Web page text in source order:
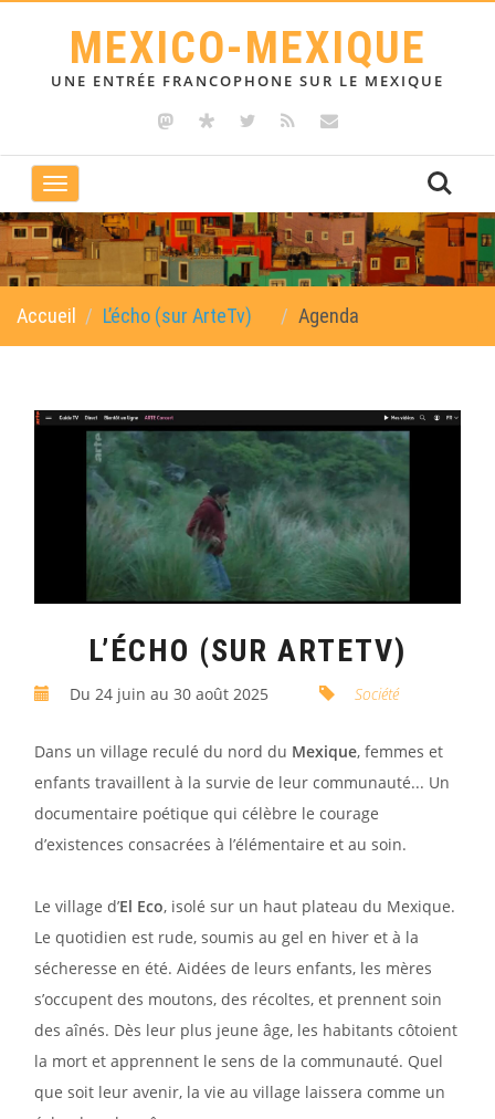
MEXICO-MEXIQUE
UNE ENTRÉE FRANCOPHONE SUR LE MEXIQUE
Toggle
navigation
Accueil L’écho (sur ArteTv) Agenda
L’ÉCHO (SUR ARTETV)
Du 24 juin au 30 août 2025 Société
Dans un village reculé du nord du Mexique, femmes et
enfants travaillent à la survie de leur communauté... Un
documentaire poétique qui célèbre le courage
d’existences consacrées à l’élémentaire et au soin.
Le village d’El Eco, isolé sur un haut plateau du Mexique.
Le quotidien est rude, soumis au gel en hiver et à la
sécheresse en été. Aidées de leurs enfants, les mères
s’occupent des moutons, des récoltes, et prennent soin
des aînés. Dès leur plus jeune âge, les habitants côtoient
la mort et apprennent le sens de la communauté. Quel
que soit leur avenir, la vie au village laissera comme un